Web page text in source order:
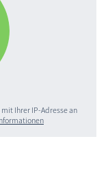
Ihrer IP-Adresse an